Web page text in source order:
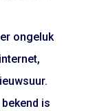
ongeluk
is